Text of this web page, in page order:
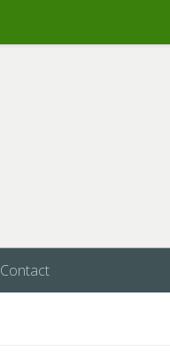
Contact